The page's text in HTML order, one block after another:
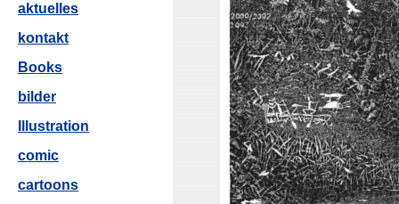
aktuelles
kontakt
Books
bilder
Illustration
comic
cartoons